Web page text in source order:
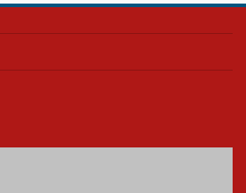
Confira como foi o culto mensal